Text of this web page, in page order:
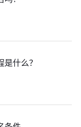
什么？